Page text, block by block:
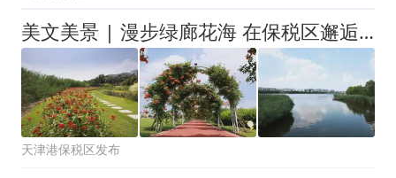
美文美景 | 漫步绿廊花海 在保税区邂逅夏日限定清凉（文末有礼）
天津港保税区发布